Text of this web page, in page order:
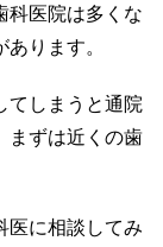
科医院は多くな
あります。
てしまうと通院
まずは近くの歯
医に相談してみ